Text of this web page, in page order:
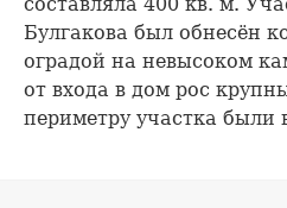
Булгакова был обнесён
оградой на невысоком
от входа в дом рос
периметру участка были